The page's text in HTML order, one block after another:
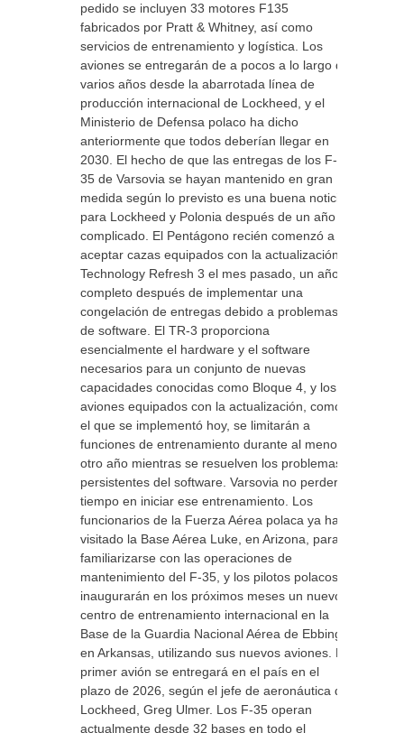
pedido se incluyen 33 motores F135
fabricados por Pratt & Whitney, así como
servicios de entrenamiento y logística. Los
aviones se entregarán de a pocos a lo largo de
varios años desde la abarrotada línea de
producción internacional de Lockheed, y el
Ministerio de Defensa polaco ha dicho
anteriormente que todos deberían llegar en
2030. El hecho de que las entregas de los F-
35 de Varsovia se hayan mantenido en gran
medida según lo previsto es una buena noticia
para Lockheed y Polonia después de un año
complicado. El Pentágono recién comenzó a
aceptar cazas equipados con la actualización
Technology Refresh 3 el mes pasado, un año
completo después de implementar una
congelación de entregas debido a problemas
de software. El TR-3 proporciona
esencialmente el hardware y el software
necesarios para un conjunto de nuevas
capacidades conocidas como Bloque 4, y los
aviones equipados con la actualización, como
el que se implementó hoy, se limitarán a
funciones de entrenamiento durante al menos
otro año mientras se resuelven los problemas
persistentes del software. Varsovia no perderá
tiempo en iniciar ese entrenamiento. Los
funcionarios de la Fuerza Aérea polaca ya han
visitado la Base Aérea Luke, en Arizona, para
familiarizarse con las operaciones de
mantenimiento del F-35, y los pilotos polacos
inaugurarán en los próximos meses un nuevo
centro de entrenamiento internacional en la
Base de la Guardia Nacional Aérea de Ebbing,
en Arkansas, utilizando sus nuevos aviones. El
primer avión se entregará en el país en el
plazo de 2026, según el jefe de aeronáutica de
Lockheed, Greg Ulmer. Los F-35 operan
actualmente desde 32 bases en todo el